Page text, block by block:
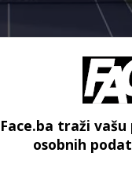
Face.ba traži
osobnih